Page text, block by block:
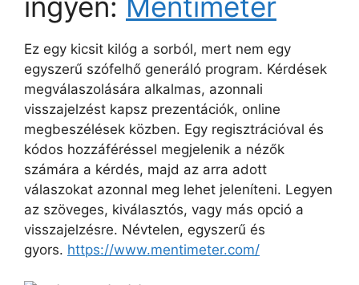
Ez egy kicsit kilóg a sorból, mert nem egy
egyszerű szófelhő generáló program. Kérdések
megválaszolására alkalmas, azonnali
visszajelzést kapsz prezentációk, online
megbeszélések közben. Egy regisztrációval és
kódos hozzáféréssel megjelenik a nézők
számára a kérdés, majd az arra adott
válaszokat azonnal meg lehet jeleníteni. Legyen
az szöveges, kiválasztós, vagy más opció a
visszajelzésre. Névtelen, egyszerű és
gyors. https://www.mentimeter.com/